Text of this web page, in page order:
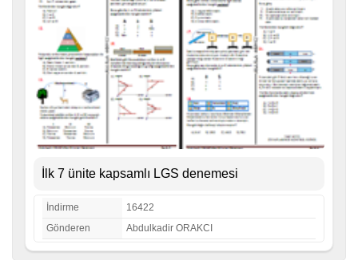
İlk 7 ünite kapsamlı LGS denemesi
İndirme
16422
Gönderen
Abdulkadir ORAKCI